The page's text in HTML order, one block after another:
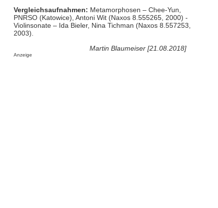
Vergleichsaufnahmen: Metamorphosen – Chee-Yun,
PNRSO (Katowice), Antoni Wit (Naxos 8.555265, 2000) -
Violinsonate – Ida Bieler, Nina Tichman (Naxos 8.557253,
2003).
Martin Blaumeiser [21.08.2018]
Anzeige